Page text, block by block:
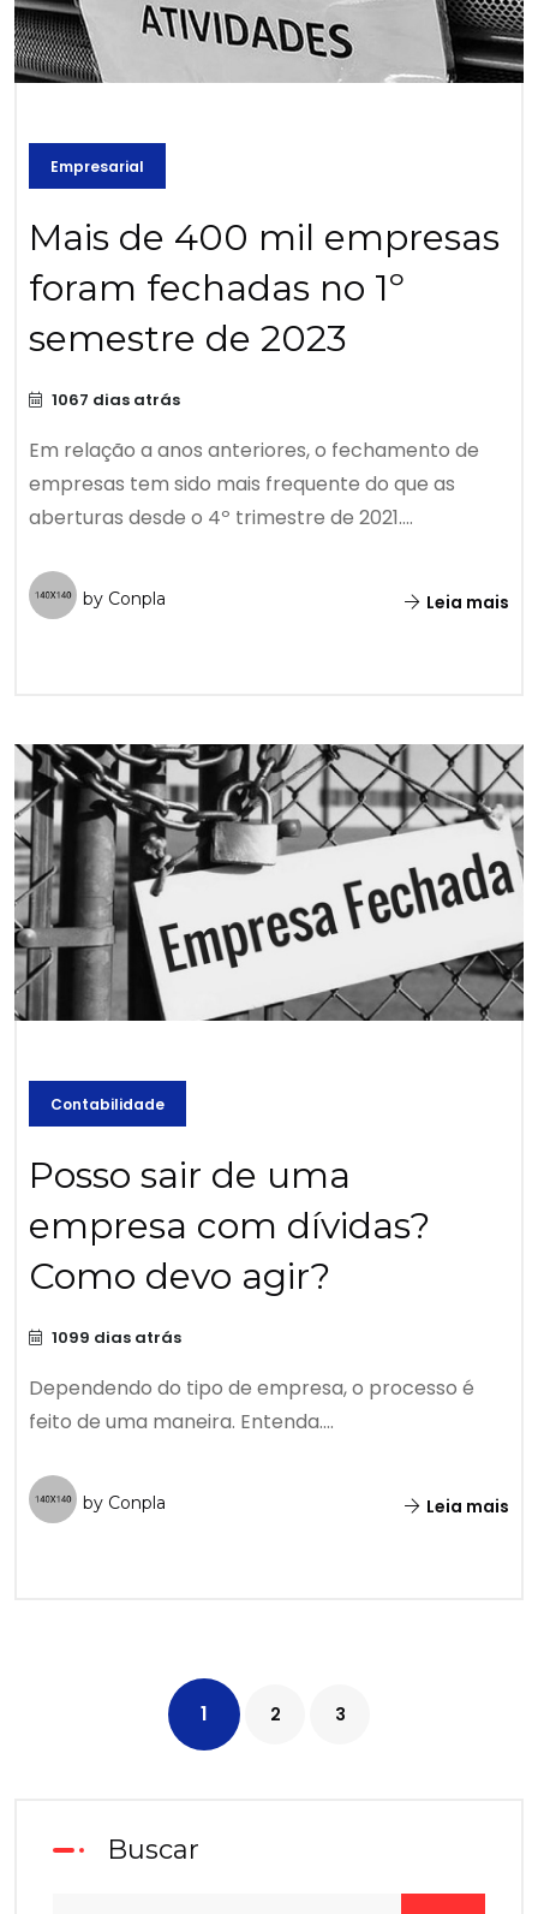
Empresarial
Mais de 400 mil empresas
foram fechadas no 1º
semestre de 2023
1067 dias atrás
Em relação a anos anteriores, o fechamento de
empresas tem sido mais frequente do que as
aberturas desde o 4º trimestre de 2021....
by Conpla Leia mais
Contabilidade
Posso sair de uma
empresa com dívidas?
Como devo agir?
1099 dias atrás
Dependendo do tipo de empresa, o processo é
feito de uma maneira. Entenda....
by Conpla Leia mais
1 2 3
Buscar